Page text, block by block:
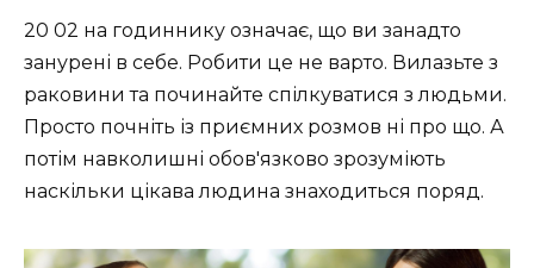
20 02 на годиннику означає, що ви занадто
занурені в себе. Робити це не варто. Вилазьте з
раковини та починайте спілкуватися з людьми.
Просто почніть із приємних розмов ні про що. А
потім навколишні обов'язково зрозуміють
наскільки цікава людина знаходиться поряд.